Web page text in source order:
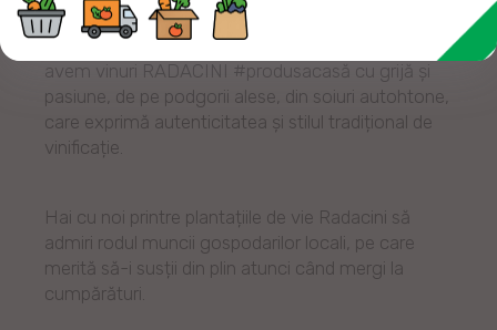
vinuri. Pentru consumatorii pasionați de
descoperiri surprinzătoare, în magazinele Linella,
avem vinuri RADACINI #produsacasă cu grijă și
pasiune, de pe podgorii alese, din soiuri autohtone,
care exprimă autenticitatea și stilul tradițional de
vinificație.
Hai cu noi printre plantațiile de vie Radacini să
admiri rodul muncii gospodarilor locali, pe care
merită să-i susții din plin atunci când mergi la
cumpărături.